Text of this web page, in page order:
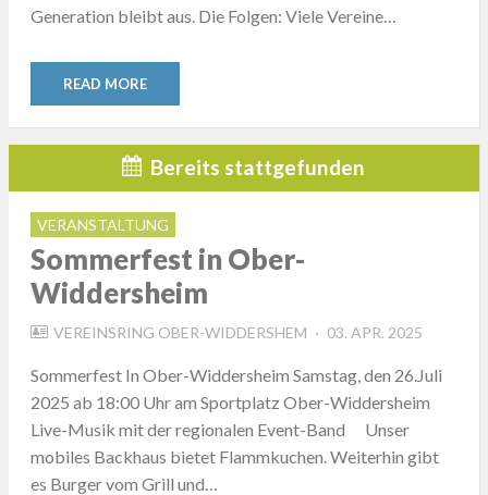
Generation bleibt aus. Die Folgen: Viele Vereine…
READ MORE
Bereits stattgefunden
VERANSTALTUNG
Sommerfest in Ober-
Widdersheim
VEREINSRING OBER-WIDDERSHEM
POSTED
03. APR. 2025
Sommerfest In Ober-Widdersheim Samstag, den 26.Juli
2025 ab 18:00 Uhr am Sportplatz Ober-Widdersheim
Live-Musik mit der regionalen Event-Band Unser
mobiles Backhaus bietet Flammkuchen. Weiterhin gibt
es Burger vom Grill und…